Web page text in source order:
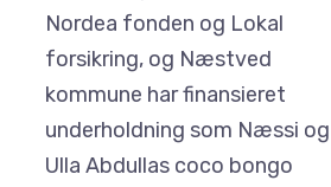
Nordea fonden og Lokal
forsikring, og Næstved
kommune har finansieret
underholdning som Næssi og
Ulla Abdullas coco bongo